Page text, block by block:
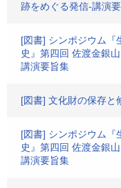
跡をめぐる発信-講演
[図書] シンポジウム『
史』第四回 佐渡金銀
講演要旨集
[図書] 文化財の保存と
[図書] シンポジウム『
史』第四回 佐渡金銀
講演要旨集